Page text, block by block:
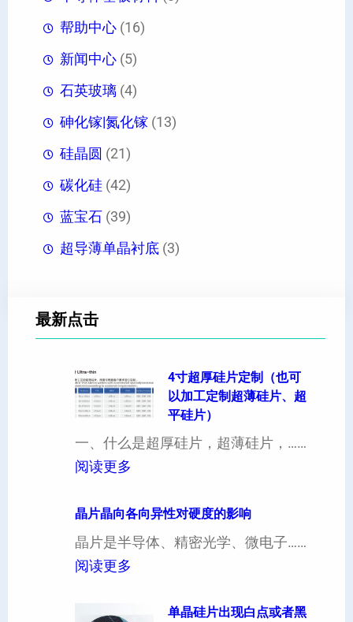
帮助中心 (16)
新闻中心 (5)
石英玻璃 (4)
砷化镓|氮化镓 (13)
硅晶圆 (21)
碳化硅 (42)
蓝宝石 (39)
超导薄单晶衬底 (3)
最新点击
4寸超厚硅片定制（也可
以加工定制超薄硅片、超
平硅片）
一、什么是超厚硅片，超薄硅片，……
阅读更多
寸
超
晶片晶向各向异性对硬度的影响
晶片是半导体、精密光学、微电子……
阅读更多
单晶硅片出现白点或者黑